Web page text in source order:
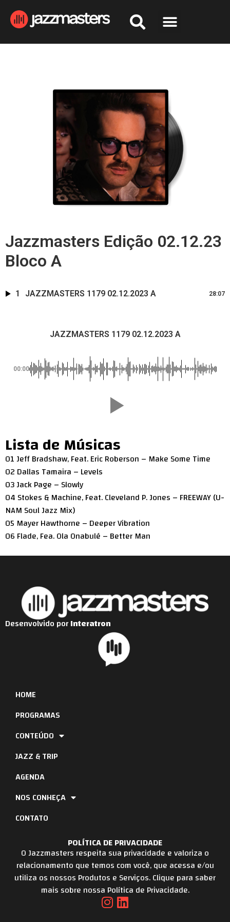
Jazzmasters Edição 02.12.23
Bloco A
1 JAZZMASTERS 1179 02.12.2023 A 28:07
JAZZMASTERS 1179 02.12.2023 A
00:00
Lista de Músicas
01 Jeff Bradshaw, Feat. Eric Roberson – Make Some Time
02 Dallas Tamaira – Levels
03 Jack Page – Slowly
04 Stokes & Machine, Feat. Cleveland P. Jones – FREEWAY (U-
NAM Soul Jazz Mix)
05 Mayer Hawthorne – Deeper Vibration
06 Flade, Fea. Ola Onabulé – Better Man
POLÍTICA DE PRIVACIDADE
O Jazzmasters respeita sua privacidade e valoriza o
relacionamento que temos com você, que acessa e/ou
utiliza os nossos Produtos e Serviços. Clique para saber
mais sobre nossa Política de Privacidade.
HOME
PROGRAMAS
CONTEÚDO
JAZZ & TRIP
AGENDA
NOS CONHEÇA
CONTATO
Desenvolvido porInteratron